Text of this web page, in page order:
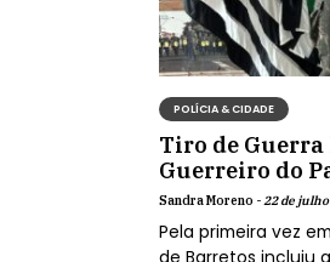
POLÍCIA & CIDADE
Tiro de
Guerreiro do
Sandra Moreno -22 de julho
Pela primeira vez